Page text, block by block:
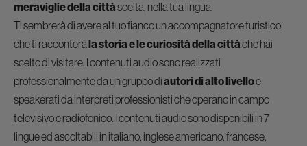
meraviglie della cittàscelta, nella tua lingua.
Ti sembrerà di avere al tuo fianco un accompagnatore turistico
che ti racconteràla storia e le curiosità della cittàche hai
scelto di visitare. I contenuti audio sono realizzati
professionalmente da un gruppo diautori di alto livelloe
speakerati da interpreti professionisti che operano in campo
televisivo e radiofonico. I contenuti audio sono disponibili in 7
lingue ed ascoltabili in italiano, inglese americano, francese,